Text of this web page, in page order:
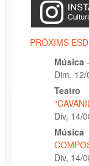
PRÓXIMS
Música -
Dim,
Teatro
Div, 14/
Música
Div, 14/